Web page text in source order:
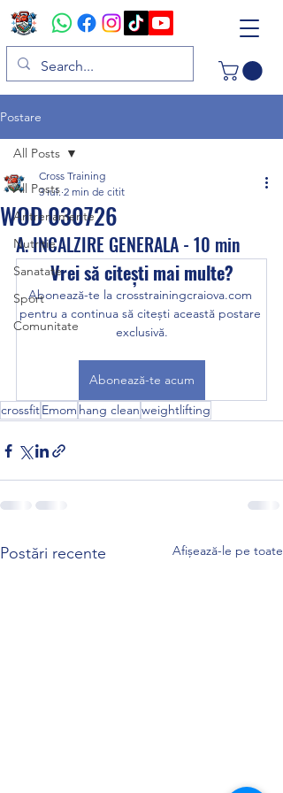
Postare
All Posts
Antrenamente
Nutritie
Sanatate
Sport
Comunitate
All Posts
WOD 030726
Cross Training
3 iul. 2 min de citit
A. INCALZIRE GENERALA - 10 min
Vrei să citești mai multe?
Abonează-te la crosstrainingcraiova.com
pentru a continua să citești această postare
exclusivă.
Abonează-te acum
crossfitEmom hang cleanweightlifting
Postări recente Afișează-le pe toate